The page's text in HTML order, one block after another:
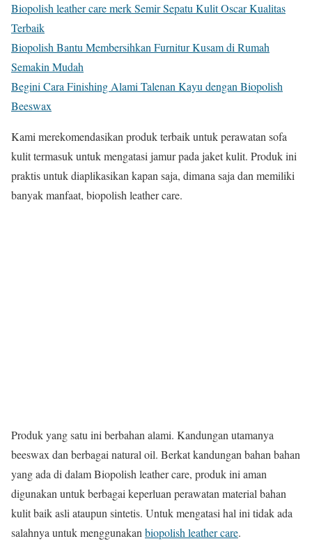
Biopolish leather care merk Semir Sepatu Kulit Oscar Kualitas
Terbaik
Biopolish Bantu Membersihkan Furnitur Kusam di Rumah
Semakin Mudah
Begini Cara Finishing Alami Talenan Kayu dengan Biopolish
Beeswax
Kami merekomendasikan produk terbaik untuk perawatan sofa
kulit termasuk untuk mengatasi jamur pada jaket kulit. Produk ini
praktis untuk diaplikasikan kapan saja, dimana saja dan memiliki
banyak manfaat, biopolish leather care.
Produk yang satu ini berbahan alami. Kandungan utamanya
beeswax dan berbagai natural oil. Berkat kandungan bahan bahan
yang ada di dalam Biopolish leather care, produk ini aman
digunakan untuk berbagai keperluan perawatan material bahan
kulit baik asli ataupun sintetis. Untuk mengatasi hal ini tidak ada
salahnya untuk menggunakan biopolish leather care.